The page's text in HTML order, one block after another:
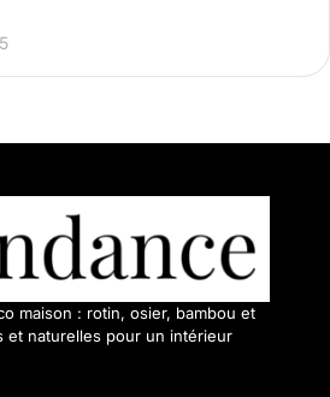
maison : rotin, osier, bambou et
et naturelles pour un intérieur